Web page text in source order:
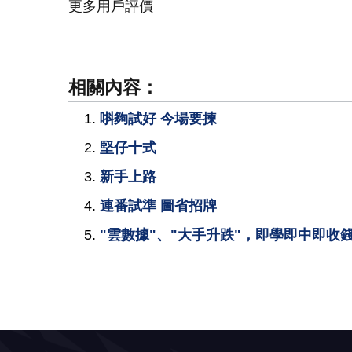
更多用戶評價
相關內容：
唞夠試好 今場要揀
堅仔十式
新手上路
連番試準 圖省招牌
"雲數據"、"大手升跌"，即學即中即收